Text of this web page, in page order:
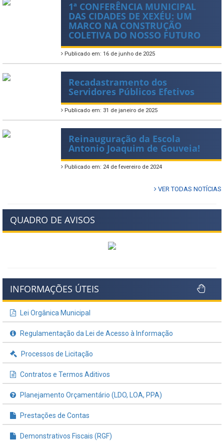
1ª CONFERÊNCIA MUNICIPAL
DAS CIDADES DE XEXÉU: UM
MARCO NA CONSTRUÇÃO
COLETIVA DO NOSSO FUTURO
Publicado em: 16 de junho de 2025
Recadastramento dos
Servidores Públicos Efetivos
Publicado em: 31 de janeiro de 2025
Reinauguração da Escola
Antonio Joaquim de Gouveia!
Publicado em: 24 de fevereiro de 2024
VER TODAS NOTÍCIAS
QUADRO DE AVISOS
INFORMAÇÕES ÚTEIS
Lei Orgânica Municipal
Regulamentação da Lei de Acesso à Informação
Processos de Licitação
Contratos e Termos Aditivos
Planejamento Orçamentário (LDO, LOA, PPA)
Prestações de Contas
Demonstrativos Fiscais (RGF)